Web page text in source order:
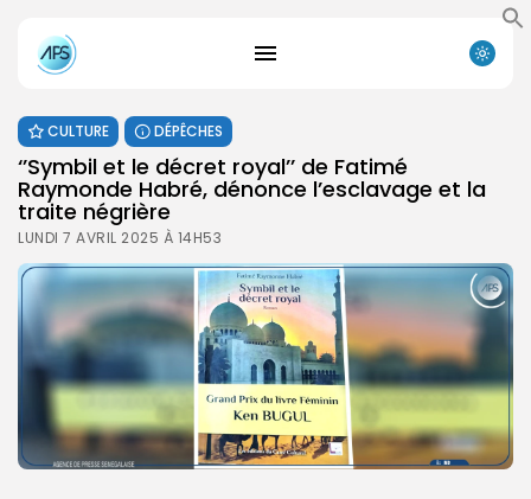
CULTURE DÉPÊCHES
‘’Symbil et le décret royal’’ de Fatimé
Raymonde Habré, dénonce l’esclavage et la
traite négrière
LUNDI 7 AVRIL 2025 À 14H53